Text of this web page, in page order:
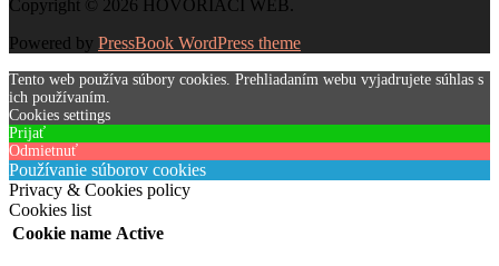
Copyright © 2026 HOVORIACI WEB.
Powered by PressBook WordPress theme
Tento web používa súbory cookies. Prehliadaním webu vyjadrujete súhlas s
ich používaním.
Cookies settings
Prijať
Odmietnuť
Používanie súborov cookies
Privacy & Cookies policy
Cookies list
Cookie name Active